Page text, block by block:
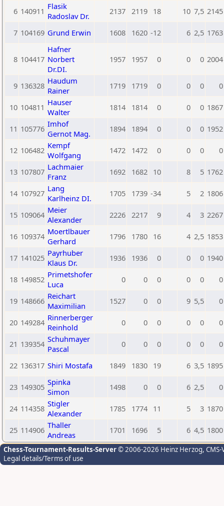
6 140911 Flasik
Radoslav Dr.
2137 2119 18 10 7,5 2145
7 104169 Grund Erwin 1608 1620 -12 6 2,5 1763
8 104417
Hafner
Norbert
Dr.DI.
1957 1957 0 0 0 2004
9 136328 Haudum
Rainer
1719 1719 0 0 0 0
10 104811 Hauser
Walter
1814 1814 0 0 0 1867
11 105776 Imhof
Gernot Mag.
1894 1894 0 0 0 1952
12 106482 Kempf
Wolfgang
1472 1472 0 0 0 0
13 107807 Lachmaier
Franz
1692 1682 10 8 5 1762
14 107927 Lang
Karlheinz DI.
1705 1739 -34 5 2 1806
15 109064 Meier
Alexander
2226 2217 9 4 3 2267
16 109374 Moertlbauer
Gerhard
1796 1780 16 4 2,5 1853
17 141025 Payrhuber
Klaus Dr.
1936 1936 0 0 0 1940
18 149852 Primetshofer
Luca
0 0 0 0 0 0
19 148666 Reichart
Maximilian
1527 0 0 9 5,5 0
20 149284 Rinnerberger
Reinhold
0 0 0 0 0 0
21 139354 Schuhmayer
Pascal
0 0 0 0 0 0
22 136317 Shiri Mostafa 1849 1830 19 6 3,5 1895
23 149305 Spinka
Simon
1498 0 0 6 2,5 0
24 114358 Stigler
Alexander
1785 1774 11 5 3 1870
25 114906 Thaller
Andreas
1701 1696 5 6 4,5 1800
Chess-Tournament-Results-Server© 2006-2026 Heinz Herzog,
Legal details/Terms of use